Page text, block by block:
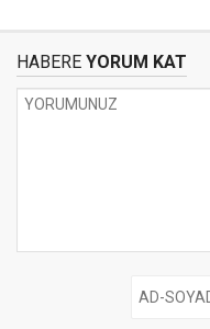
HABERE YORUM KAT